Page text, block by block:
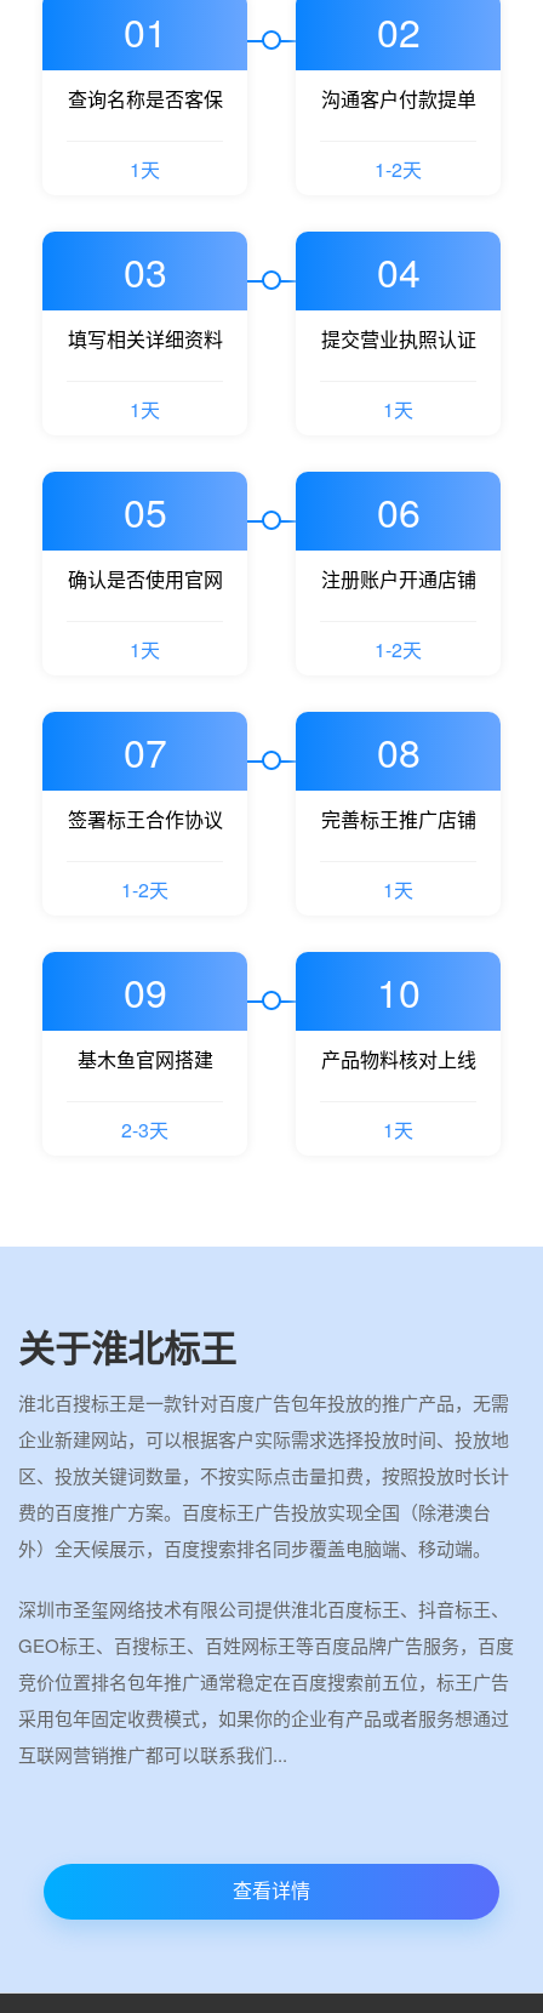
01
查询名称是否客保
1天
02
沟通客户付款提单
1-2天
03
填写相关详细资料
1天
04
提交营业执照认证
1天
05
确认是否使用官网
1天
06
注册账户开通店铺
1-2天
07
签署标王合作协议
1-2天
08
完善标王推广店铺
1天
09
基木鱼官网搭建
2-3天
10
产品物料核对上线
1天
关于淮北标王
淮北百搜标王是一款针对百度广告包年投放的推广产品，无需
企业新建网站，可以根据客户实际需求选择投放时间、投放地
区、投放关键词数量，不按实际点击量扣费，按照投放时长计
费的百度推广方案。百度标王广告投放实现全国（除港澳台
外）全天候展示，百度搜索排名同步覆盖电脑端、移动端。
深圳市圣玺网络技术有限公司提供淮北百度标王、抖音标王、
GEO标王、百搜标王、百姓网标王等百度品牌广告服务，百度
竞价位置排名包年推广通常稳定在百度搜索前五位，标王广告
采用包年固定收费模式，如果你的企业有产品或者服务想通过
互联网营销推广都可以联系我们...
查看详情